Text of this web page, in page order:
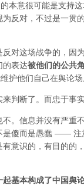
本意很可能是支持
反对，不过是一贯
对这场战争的，因
的表达被他们的公共
护他们自己在舆论场
判断了。而忠于事
。信息并没有严重不
是傻而是愚蠢 ——
有意识的，有目的
起基本构成了中国舆